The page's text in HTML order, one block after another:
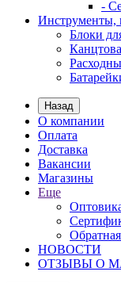
-
Инструменты,
Блоки
Назад
О компании
Оплата
Доставка
Вакансии
Магазины
Еще
НОВОСТИ
ОТЗЫВЫ О